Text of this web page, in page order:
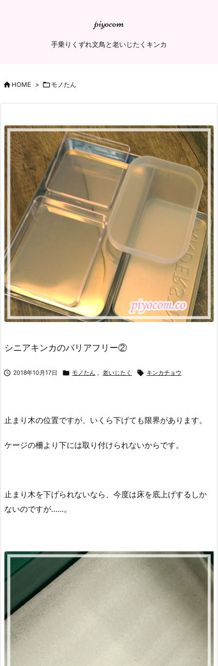
piyocom
手乗りくずれ文鳥と老いじたくキンカ
HOME > モノたん
シニアキンカのバリアフリー②
 2018年10月17日  モノたん , 老いじたく  キンカチョウ
止まり木の位置ですが、いくら下げても限界があります。
ケージの柵より下には取り付けられないからです。
止まり木を下げられないなら、今度は床を底上げするしか
ないのですが……。